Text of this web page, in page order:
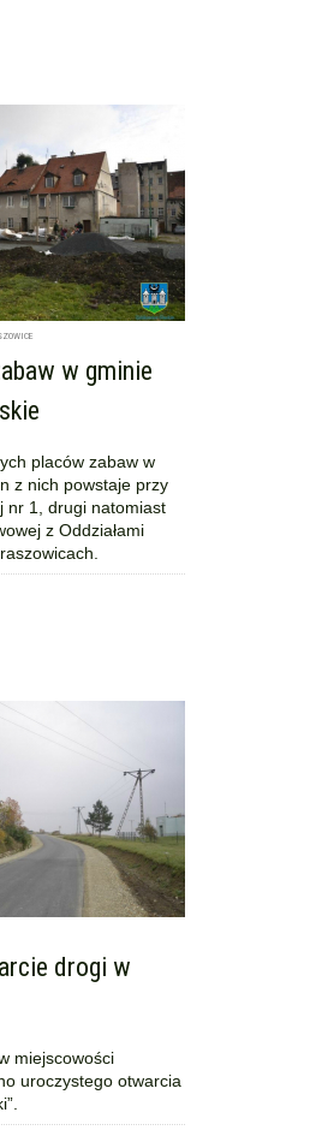
w gminie
placów zabaw w
z nich powstaje przy
nr 1, drugi natomiast
z Oddziałami
drogi w
miejscowości
uroczystego otwarcia